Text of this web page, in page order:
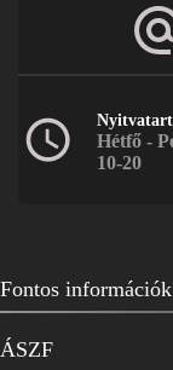
Hétfő -
10-20
Fontos információk
ÁSZF